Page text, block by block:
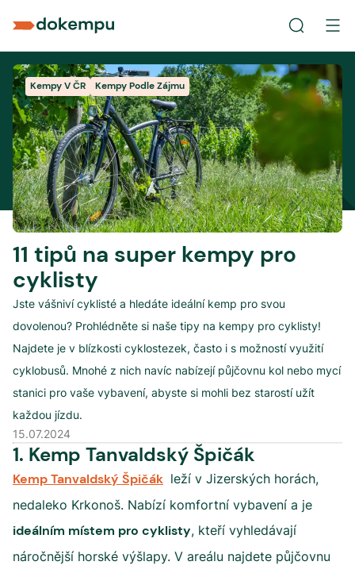
Kempy V ČR Kempy Podle Zájmu
11 tipů na super kempy pro
cyklisty
Jste vášniví cyklisté a hledáte ideální kemp pro svou
dovolenou? Prohlédněte si naše tipy na kempy pro cyklisty!
Najdete je v blízkosti cyklostezek, často i s možností využití
cyklobusů. Mnohé z nich navíc nabízejí půjčovnu kol nebo mycí
stanici pro vaše vybavení, abyste si mohli bez starostí užít
každou jízdu.
15.07.2024
1. Kemp Tanvaldský Špičák
Kemp Tanvaldský Špičák leží v Jizerských horách,
nedaleko Krkonoš. Nabízí komfortní vybavení a je
ideálním místem pro cyklisty, kteří vyhledávají
náročnější horské výšlapy. V areálu najdete půjčovnu